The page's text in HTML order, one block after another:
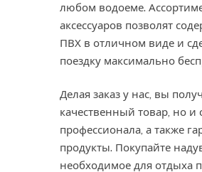
любом водоеме.
аксессуаров позволят
ПВХ в отличном виде и
поездку максимально
Делая заказ у нас, вы
качественный товар, но и
профессионала, а также
продукты. Покупайте
необходимое для отдыха